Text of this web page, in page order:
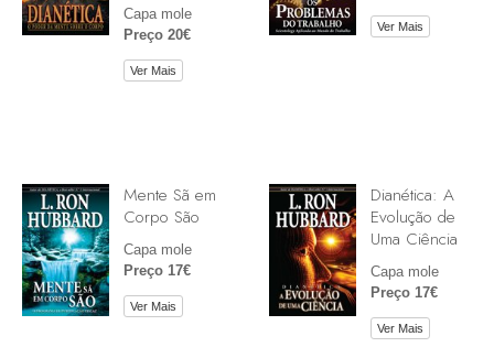
Capa mole
Preço 20€
Ver Mais
Ver Mais
Mente Sã em
Corpo São
Capa mole
Preço 17€
Ver Mais
Dianética: A
Evolução de
Uma Ciência
Capa mole
Preço 17€
Ver Mais